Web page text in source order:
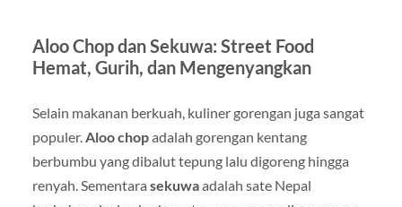
Aloo Chop dan Sekuwa: Street Food
Hemat, Gurih, dan Mengenyangkan
Selain makanan berkuah, kuliner gorengan juga sangat
populer. Aloo chopadalah gorengan kentang
berbumbu yang dibalut tepung lalu digoreng hingga
renyah. Sementara sekuwaadalah sate Nepal